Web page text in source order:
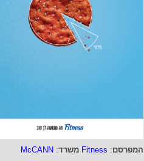
המפרסם:
Fitness משרד:
McCANN